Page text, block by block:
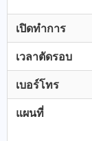
เปิดทำการ
เวลาตัดรอบ
เบอร์โทร
แผนที่